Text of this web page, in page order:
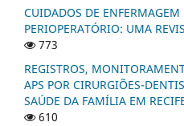
CUIDADOS DE
PERIOPERATÓRIO: UMA
773
REGISTROS,
APS POR CIRURGIÕES-
SAÚDE DA FAMÍLIA EM
610